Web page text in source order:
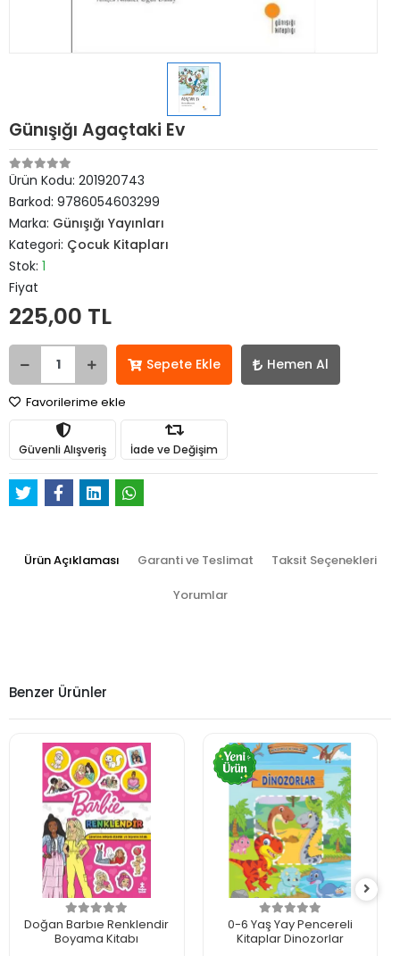
Günışığı Agaçtaki Ev
Ürün Kodu: 201920743
Barkod: 9786054603299
Marka: Günışığı Yayınları
Kategori: Çocuk Kitapları
Stok: 1
Fiyat
225,00 TL
Sepete Ekle Hemen Al
Favorilerime ekle
Güvenli Alışveriş İade ve Değişim
Ürün Açıklaması Garanti ve Teslimat Taksit Seçenekleri
Yorumlar
Benzer Ürünler
Doğan Barbıe Renklendir
Boyama Kitabı
0-6 Yaş Yay Pencereli
Kitaplar Dinozorlar